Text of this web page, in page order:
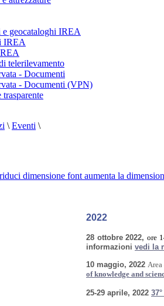
e geocataloghi IREA
IREA
telerilevamento
- Documenti
- Documenti (VPN)
\ Eventi \
riduci dimensione font aumenta la
2022
28 ottobre 2022, ore
informazioni vedi la
10 maggio, 2022
of knowledge and
25-29 aprile, 2022